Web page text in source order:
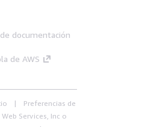
documentación
de AWS
Preferencias de
Services, Inc o